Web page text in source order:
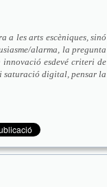
a les arts escèniques, sinó
alarma, la pregunta
esdevé criteri de
saturació digital, pensar la